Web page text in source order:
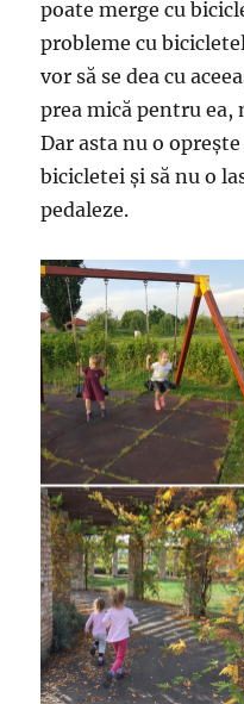
poate merge cu
probleme cu
vor să se dea cu
prea mică pentru ea,
Dar asta nu o
bicicletei și să nu o
pedaleze.